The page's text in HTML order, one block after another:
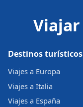
Destinos turísticos
Viajes a Europa
Viajes a Italia
Viajes a España